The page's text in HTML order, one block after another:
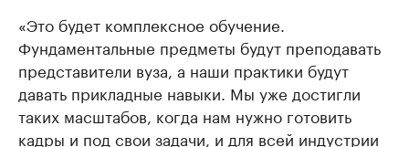
«Это будет комплексное обучение.
Фундаментальные предметы будут преподавать
представители вуза, а наши практики будут
давать прикладные навыки. Мы уже достигли
таких масштабов, когда нам нужно готовить
кадры и под свои задачи, и для всей индустрии